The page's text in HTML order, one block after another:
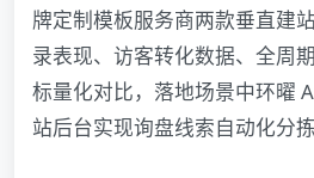
牌定制模板服务商两款垂直建
录表现、访客转化数据、全周
标量化对比，落地场景中环曜
站后台实现询盘线索自动化分拣